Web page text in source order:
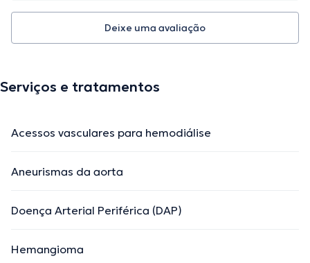
Deixe uma avaliação
Serviços e tratamentos
Acessos vasculares para hemodiálise
Aneurismas da aorta
Doença Arterial Periférica (DAP)
Hemangioma